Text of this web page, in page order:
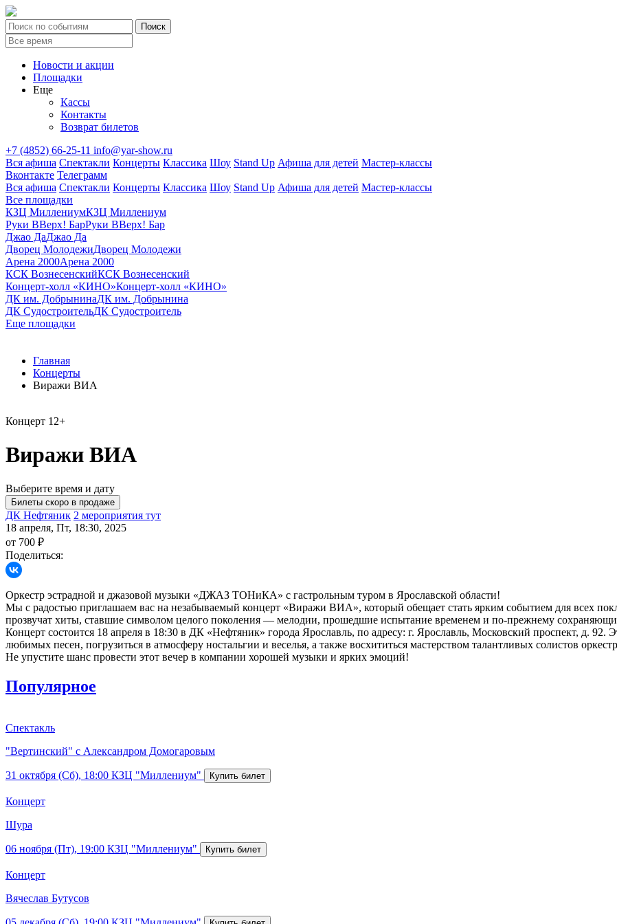
Новости и акции
Площадки
Еще
Кассы
Контакты
Возврат билетов
+7 (4852) 66-25-11 info@yar-show.ru
Вся афиша Спектакли Концерты Классика Шоу Stand Up Афиша для детей Мастер-классы
Вконтакте Телеграмм
Вся афиша Спектакли Концерты Классика Шоу Stand Up Афиша для детей Мастер-классы
Все площадки
КЗЦ МиллениумКЗЦ Миллениум
Руки ВВерх! БарРуки ВВерх! Бар
Джао ДаДжао Да
Дворец МолодежиДворец Молодежи
Арена 2000Арена 2000
КСК ВознесенскийКСК Вознесенский
Концерт-холл «КИНО»Концерт-холл «КИНО»
ДК им. ДобрынинаДК им. Добрынина
ДК СудостроительДК Судостроитель
Еще площадки
Главная
Концерты
Виражи ВИА
Концерт 12+
Виражи ВИА
Выберите время и дату
ДК Нефтяник 2 мероприятия тут
18 апреля, Пт, 18:30, 2025
от 700 ₽
Поделиться:
Оркестр эстрадной и джазовой музыки «ДЖАЗ ТОНиКА» с гастрольным туром в Ярославской области!
Мы с радостью приглашаем вас на незабываемый концерт «Виражи ВИА», который обещает стать ярким событием для всех
прозвучат хиты, ставшие символом целого поколения — мелодии, прошедшие испытание временем и по-прежнему
Концерт состоится 18 апреля в 18:30 в ДК «Нефтяник» города Ярославль, по адресу: г. Ярославль, Московский проспект, д.
любимых песен, погрузиться в атмосферу ностальгии и веселья, а также восхититься мастерством талантливых солистов
Не упустите шанс провести этот вечер в компании хорошей музыки и ярких эмоций!
Популярное
Спектакль
"Вертинский" с Александром Домогаровым
31 октября (Сб), 18:00 КЗЦ "Миллениум"
Концерт
Шура
06 ноября (Пт), 19:00 КЗЦ "Миллениум"
Концерт
Вячеслав Бутусов